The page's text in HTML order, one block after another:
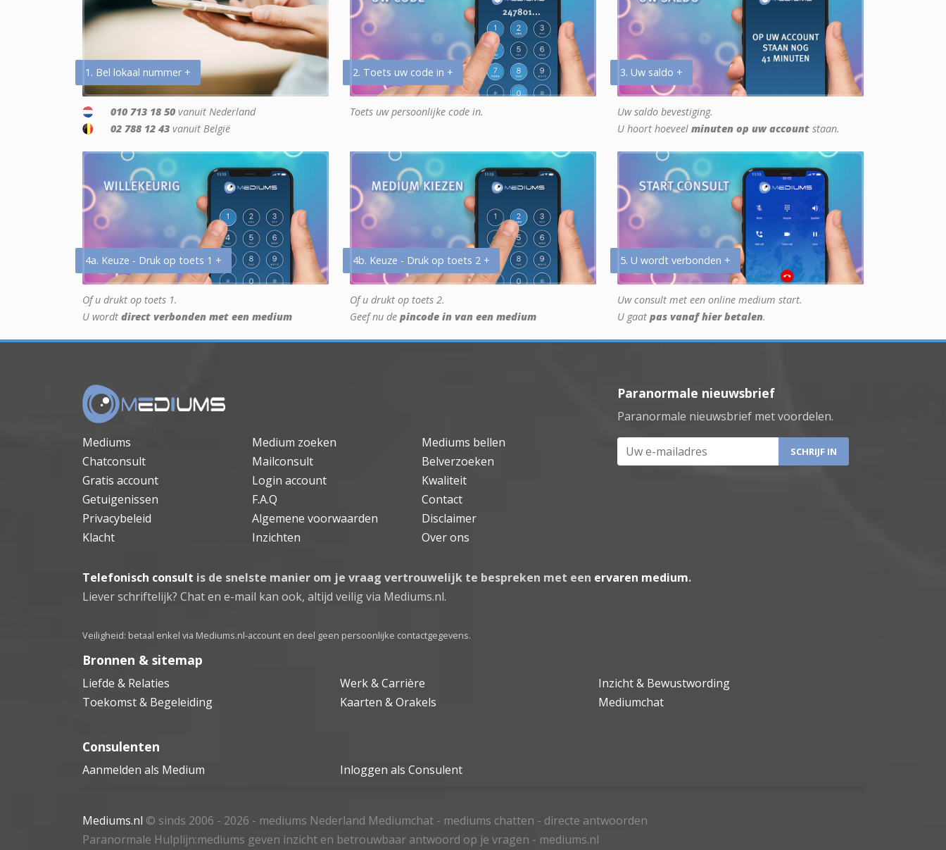
1. Bel lokaal nummer +
010 713 18 50 vanuit Nederland
02 788 12 43 vanuit België
2. Toets uw code in +
Toets uw persoonlijke code in.
3. Uw saldo +
Uw saldo bevestiging.
U hoort hoeveel minuten op uw account staan.
4a. Keuze - Druk op toets 1 +
Of u drukt op toets 1.
U wordt direct verbonden met een medium
4b. Keuze - Druk op toets 2 +
Of u drukt op toets 2.
Geef nu de pincode in van een medium
5. U wordt verbonden +
Uw consult met een online medium start.
U gaat pas vanaf hier betalen.
Mediums Medium zoeken
Mediums bellen
Chatconsult
Mailconsult
Belverzoeken
Gratis account
Login account
Kwaliteit
Getuigenissen
F.A.Q
Contact
Privacybeleid
Algemene voorwaarden
Disclaimer
Klacht
Inzichten Over ons
Paranormale nieuwsbrief
Paranormale nieuwsbrief met voordelen.
Uw e-mailadres
Telefonisch consult is de snelste manier om je vraag vertrouwelijk te bespreken met een ervaren medium.
Liever schriftelijk? Chat en e-mail kan ook, altijd veilig via Mediums.nl.
Veiligheid: betaal enkel via Mediums.nl-account en deel geen persoonlijke contactgegevens.
Bronnen & sitemap
Liefde & Relaties Werk & Carrière
Inzicht & Bewustwording
Toekomst & Begeleiding
Kaarten & Orakels Mediumchat
Consulenten
Aanmelden als Medium Inloggen als Consulent
Mediums.nl © sinds 2006 - 2026 - mediums Nederland Mediumchat - mediums chatten - directe antwoorden
Paranormale Hulplijn:mediums geven inzicht en betrouwbaar antwoord op je vragen - mediums.nl